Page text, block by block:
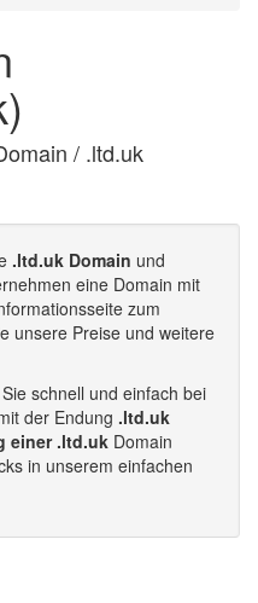
/ .ltd.uk
.ltd.uk Domain und
eine Domain mit
zum
unsere Preise und weitere
schnell und einfach bei
der Endung .ltd.uk
einer .ltd.uk Domain
in unserem einfachen